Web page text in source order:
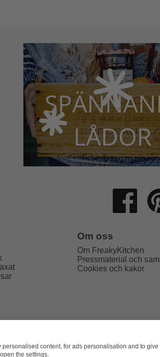
Om oss
Om FreakyKitchen
Pressmaterial och
Cookies och kakor
hello@freakykitchen.se Telefon:
content, for ads personalisation and to give
the settings.